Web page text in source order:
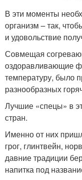
В эти моменты
организм – так,
и удовольствие
Совмещая
оздоравливающие
температуру, было
разнообразных
Лучшие «спецы» в
стран.
Именно от них
грог, глинтвейн,
давние традиции
напитка под